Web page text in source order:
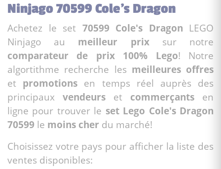
Ninjago 70599 Cole's Dragon
Achetez le set 70599 Cole's Dragon LEGO
Ninjago au meilleur prixsur notre
comparateur de prix 100% Lego! Notre
algortithme recherche les meilleures offres
et promotions en temps réel auprès des
principaux vendeurs et commerçants en
ligne pour trouver le set Lego Cole's Dragon
70599 le moins cher du marché!
Choisissez votre pays pour afficher la liste des
ventes disponibles: